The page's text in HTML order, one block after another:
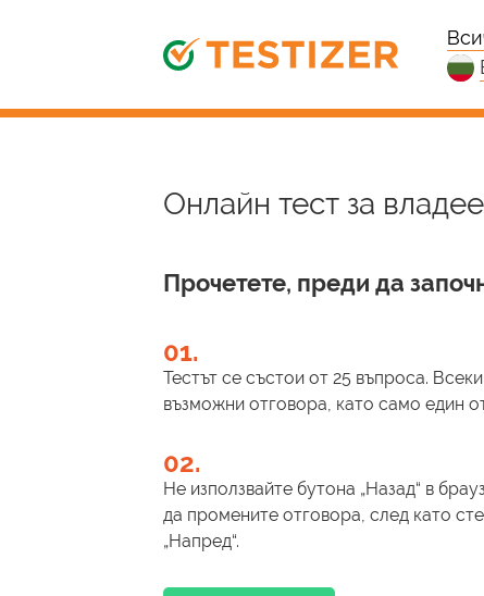
Онлайн тест за
Прочетете, преди да
01.
Тестът се състои от 25 въпроса.
възможни отговора, като само един
02.
Не използвайте бутона „Назад“ в
да промените отговора, след като
„Напред“.